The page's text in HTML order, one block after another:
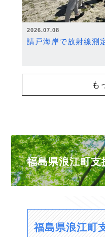
2026.07.08
請戸海岸で放射線測
も
福島県浪江町支
福島県浪江町